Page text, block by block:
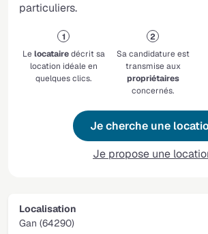
particuliers.
Lelocatairedécrit sa
location idéale en
quelques clics.
Sa candidature est
transmise aux
propriétaires
concernés.
Je cherche une
Je propose une
Localisation
Gan (64290)